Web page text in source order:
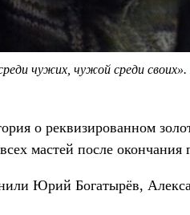
чужих, чужой среди своих».
о реквизированном
мастей после окончания
Юрий Богатырёв,